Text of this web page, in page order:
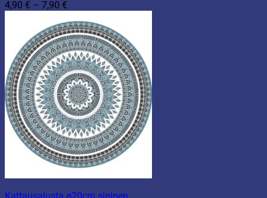
4,90 € – 7,90 €
-
7,90 €